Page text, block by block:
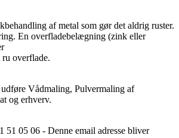
af metal som gør det aldrig ruster.
En overfladebelægning (zink eller
overflade.
Vådmaling, Pulvermaling af
og erhverv.
51 05 06 - Denne email adresse bliver